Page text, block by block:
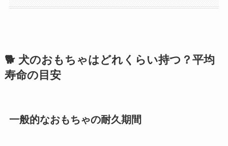
🐕 犬のおもちゃはどれくらい持つ？平均
寿命の目安
一般的なおもちゃの耐久期間